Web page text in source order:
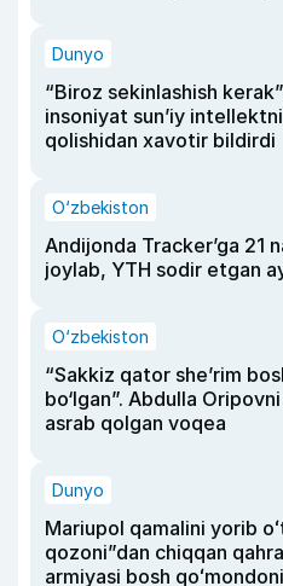
Dunyo
“Biroz sekinlashish
insoniyat sun’iy
qolishidan xavotir bildirdi
O‘zbekiston
Andijonda Tracker’ga 21
joylab, YTH sodir etgan
O‘zbekiston
“Sakkiz qator she’rim
bo‘lgan”. Abdulla
asrab qolgan voqea
Dunyo
Mariupol qamalini yorib
qozoni”dan chiqqan
armiyasi bosh